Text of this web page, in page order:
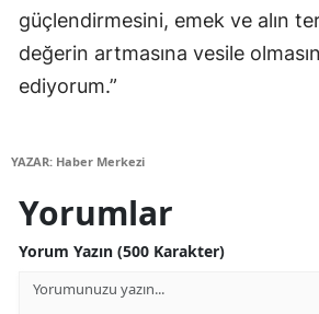
güçlendirmesini, emek ve alın
değerin artmasına vesile
ediyorum.”
YAZAR: Haber Merkezi
Yorumlar
Yorum Yazın (500 Karakter)